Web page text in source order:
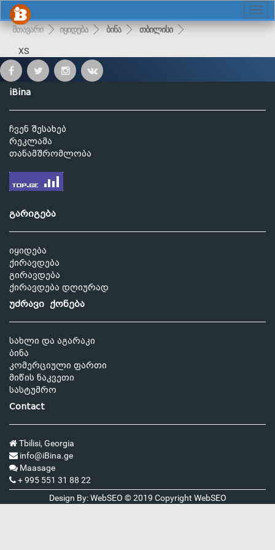
მთავარი იყიდება ბინა თბილისი
XS
iBina
ჩვენ შესახებ
რეკლამა
თანამშრომლობა
გარიგება
იყიდება
ქირავდება
გირავდება
ქირავდება დღიურად
უძრავი ქონება
სახლი და აგარაკი
ბინა
კომერციული ფართი
მიწის ნაკვეთი
სასტუმრო
Contact
Tbilisi, Georgia
info@iBina.ge
Maasage
+ 995 551 31 88 22
Design By: WebSEO © 2019 Copyright WebSEO